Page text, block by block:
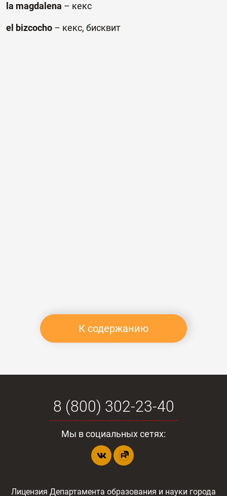
la magdalena – кекс
el bizcocho – кекс, бисквит
К содержанию
8 (800) 302-23-40
Мы в социальных сетях:
Лицензия Департамента образования и науки города